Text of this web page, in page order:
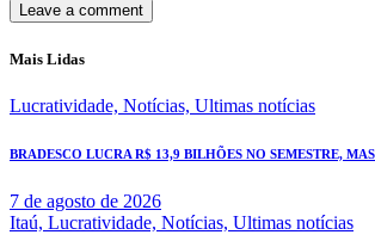
Mais Lidas
Lucratividade, Notícias, Ultimas notícias
BRADESCO LUCRA R$ 13,9 BILHÕES NO SEMESTRE,
7 de agosto de 2026
Itaú, Lucratividade, Notícias, Ultimas notícias